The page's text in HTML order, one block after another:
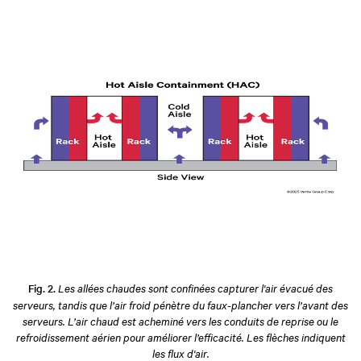
Fig. 2.Les allées chaudes sont confinées capturer l'air évacué des
serveurs, tandis que l’air froid pénètre du faux-plancher vers l’avant des
serveurs. L’air chaud est acheminé vers les conduits de reprise ou le
refroidissement aérien pour améliorer l’efficacité. Les flèches indiquent
les flux d'air.